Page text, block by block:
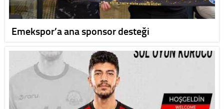
Emekspor’a ana sponsor desteği